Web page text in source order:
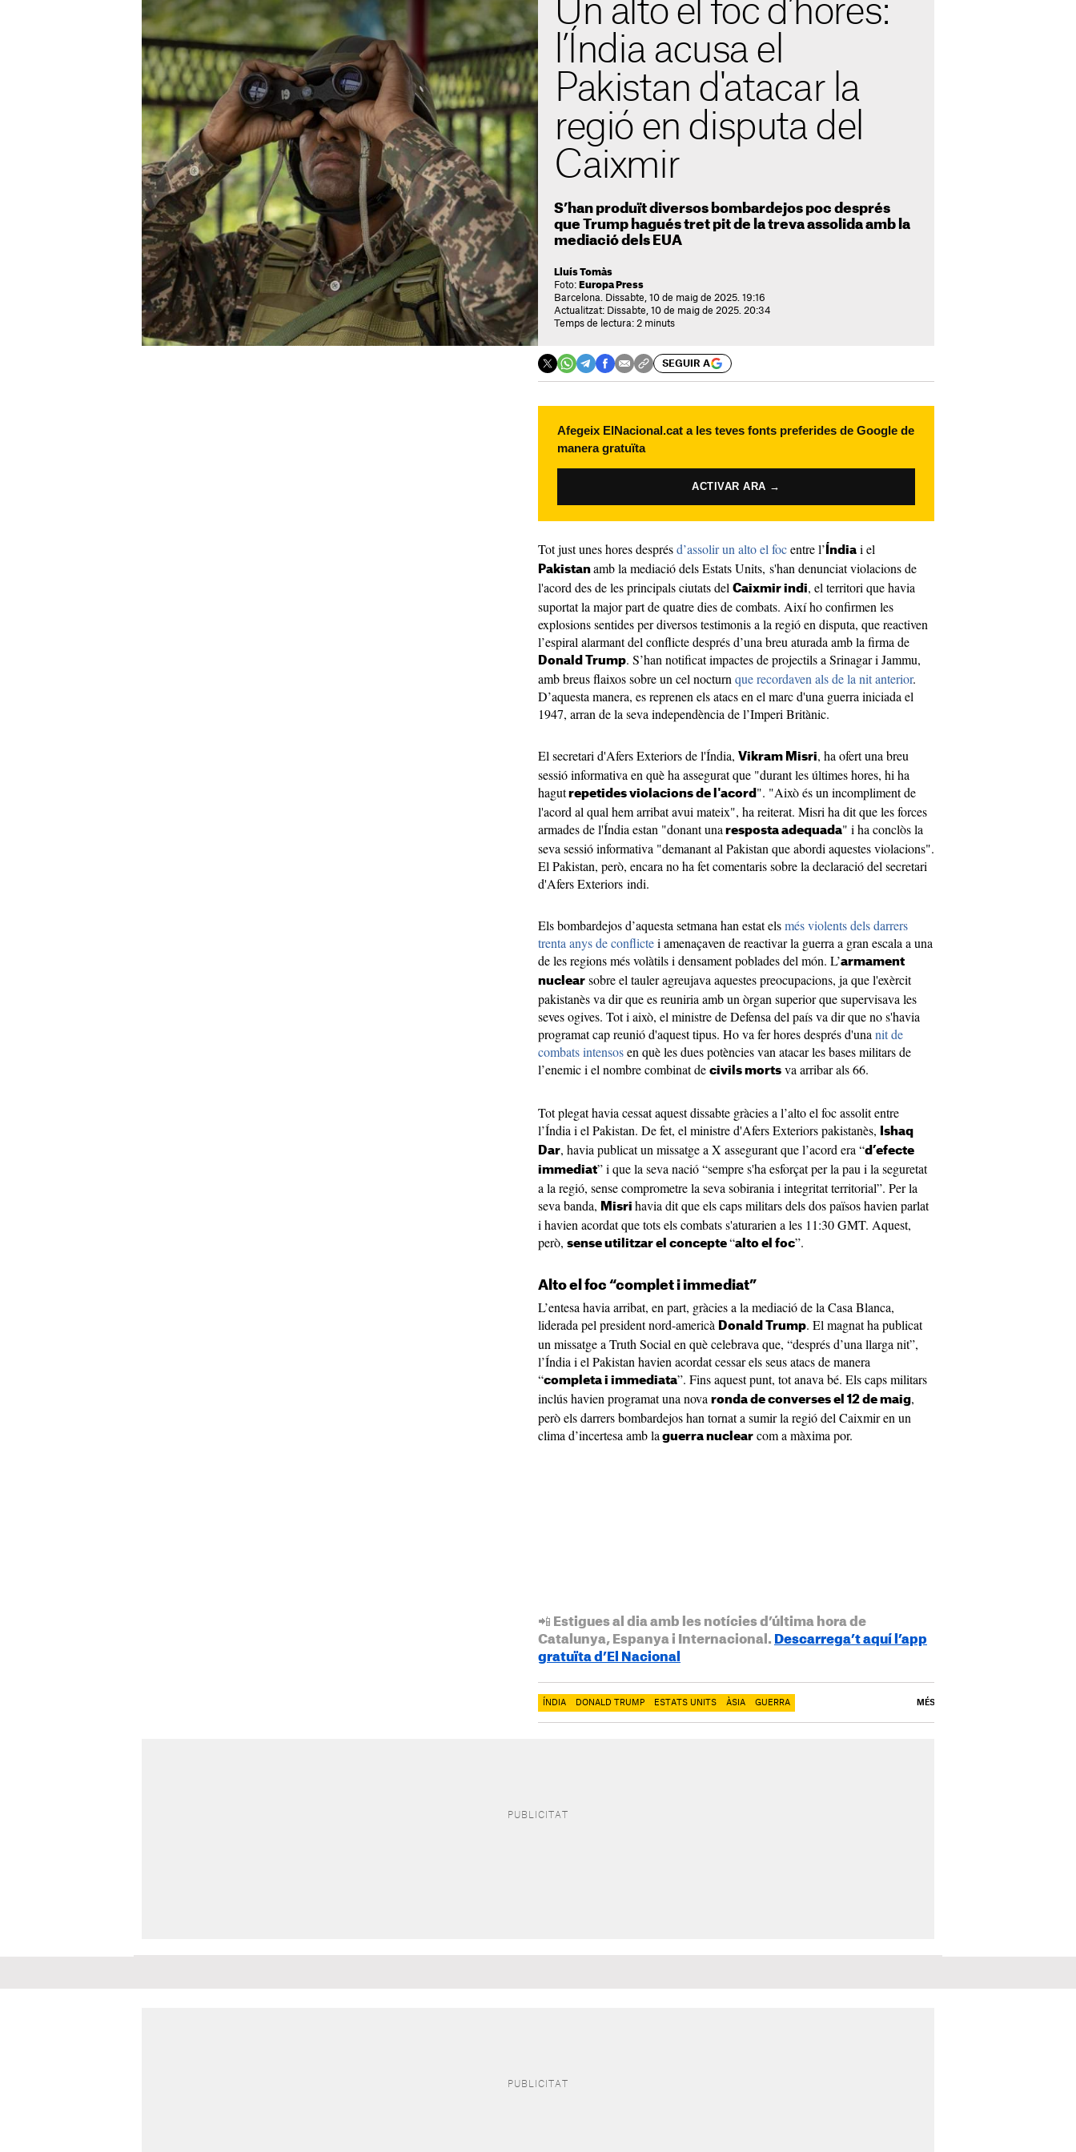
Un alto el foc d’hores:
l’Índia acusa el
Pakistan d'atacar la
regió en disputa del
Caixmir
S’han produït diversos bombardejos poc després
que Trump hagués tret pit de la treva assolida amb la
mediació dels EUA
Lluís Tomàs
Foto: Europa Press
Barcelona. Dissabte, 10 de maig de 2025. 19:16
Actualitzat: Dissabte, 10 de maig de 2025. 20:34
Temps de lectura: 2 minuts
SEGUIR A
Afegeix ElNacional.cat a les teves fonts preferides de Google de
manera gratuïta
ACTIVAR ARA →
Tot just unes hores desprésd’assolir un alto el focentre l’ Índia i el
Pakistan amb la mediació dels Estats Units, s'han denunciat violacions de
l'acord des de les principals ciutats del Caixmir indi, el territori que havia
suportat la major part de quatre dies de combats. Així ho confirmen les
explosions sentides per diversos testimonis a la regió en disputa, que reactiven
l’espiral alarmant del conflicte després d’una breu aturada amb la firma de
Donald Trump. S’han notificat impactes de projectils a Srinagar i Jammu,
amb breus flaixos sobre un cel nocturn que recordaven als de la nit anterior.
D’aquesta manera, es reprenen els atacs en el marc d'una guerra iniciada el
1947, arran de la seva independència de l’Imperi Britànic.
El secretari d'Afers Exteriors de l'Índia, Vikram Misri, ha ofert una breu
sessió informativa en què ha assegurat que "durant les últimes hores, hi ha
hagutrepetides violacions de l'acord ". "Això és un incompliment de
l'acord al qual hem arribat avui mateix", ha reiterat. Misri ha dit que les forces
armades de l'Índia estan "donant una resposta adequada" i ha conclòs la
seva sessió informativa "demanant al Pakistan que abordi aquestes violacions".
El Pakistan, però, encara no ha fet comentaris sobre la declaració del secretari
d'Afers Exteriors indi.
Els bombardejos d’aquesta setmana han estat elsmés violents dels darrers
trenta anys de conflictei amenaçaven de reactivar la guerra a gran escala a una
de les regions més volàtils i densament poblades del món. L’armament
nuclear sobre el tauler agreujava aquestes preocupacions, ja que l'exèrcit
pakistanès va dir que es reuniria amb un òrgan superior que supervisava les
seves ogives. Tot i això, el ministre de Defensa del país va dir que no s'havia
programat cap reunió d'aquest tipus. Ho va fer hores després d'una nit de
combats intensosen què les dues potències van atacar les basesmilitars de
l’enemic i el nombre combinat de civils morts va arribar als 66.
Tot plegat havia cessat aquest dissabte gràcies a l’alto el foc assolit entre
l’Índia i el Pakistan. De fet, el ministre d'Afers Exteriors pakistanès,
Ishaq
Dar, havia publicat un missatge a X assegurant que l’acord era “d’efecte
immediat” i que la seva nació “sempre s'ha esforçat per la pau i la seguretat
a la regió, sense comprometre la seva sobirania i integritat territorial”. Per la
seva banda, Misri havia ditque els caps militars dels dos països havien parlat
i havien acordat que tots els combats s'aturarien a les 11:30 GMT. Aquest,
però, sense utilitzar el concepte “alto el foc”.
Alto el foc “complet i immediat”
L’entesa havia arribat, en part, gràcies a la mediació de la Casa Blanca,
liderada pel president nord-americà Donald Trump. El magnat ha publicat
un missatge a Truth Social en què celebrava que, “després d’una llarga nit”,
l’Índia i el Pakistan havien acordat cessar els seus atacs de manera
“completa i immediata”. Fins aquest punt, tot anava bé. Els caps militars
inclús havien programat una nova ronda de converses el 12 de maig,
però els darrers bombardejos han tornat a sumir la regió del Caixmir en un
clima d’incertesa amb la guerra nuclear com a màxima por.
📲 Estigues al dia amb les notícies d’última hora de
Catalunya, Espanya i Internacional. Descarrega’t aquí l’app
gratuïta d’El Nacional
ÍNDIA DONALD TRUMP ESTATS UNITS ÀSIA GUERRA MÉS